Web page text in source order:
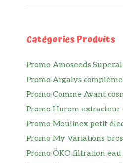
Catégories Produits
Promo Amoseeds
Promo Argalys
Promo Comme Avant
Promo Hurom extracteur
Promo Moulinex petit
Promo My Variations
Promo ÖKO filtration eau